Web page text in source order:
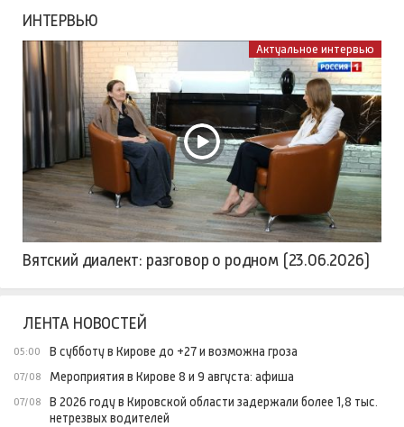
ИНТЕРВЬЮ
Актуальное интервью
Вятский диалект: разговор о родном (23.06.2026)
ЛЕНТА НОВОСТЕЙ
05:00 В субботу в Кирове до +27 и возможна гроза
07/08 Мероприятия в Кирове 8 и 9 августа: афиша
07/08
В 2026 году в Кировской области задержали более 1,8 тыс.
нетрезвых водителей